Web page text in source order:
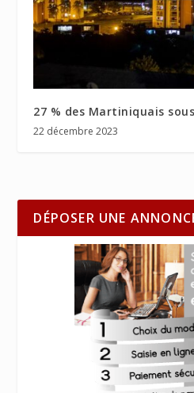
27 % des Martiniquais
22 décembre 2023
DÉPOSER UNE